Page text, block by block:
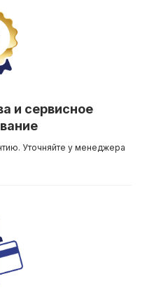
и сервисное
Уточняйте у менеджера